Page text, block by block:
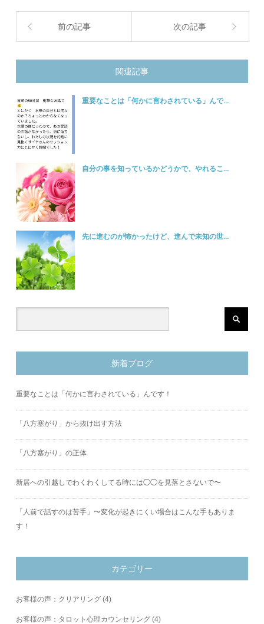
前の記事 次の記事
関連記事
重要なことは「何かに言わされている」んで...
自分の事を知っているかどうかで、やれるこ...
先に進むのが怖かったけど、進んで未知の世...
新着ブログ
重要なことは「何かに言わされている」んです！
「八方塞がり」から抜け出す方法
「八方塞がり」の正体
新居への引越しでわくわくしてる時には◯◯を見落とさないで〜
「人前で話すのは苦手」〜変化が起きにくい場合はこんな手もありま
す！
カテゴリー
お客様の声：クリアリング (4)
お客様の声：タロット心理カウンセリング (4)